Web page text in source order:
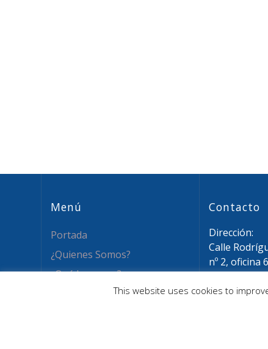
Menú
Portada
¿Quienes Somos?
¿Qué hacemos?
Contacto
Dirección:
Calle
nº 2, oficina
Email:
This website uses cookies to